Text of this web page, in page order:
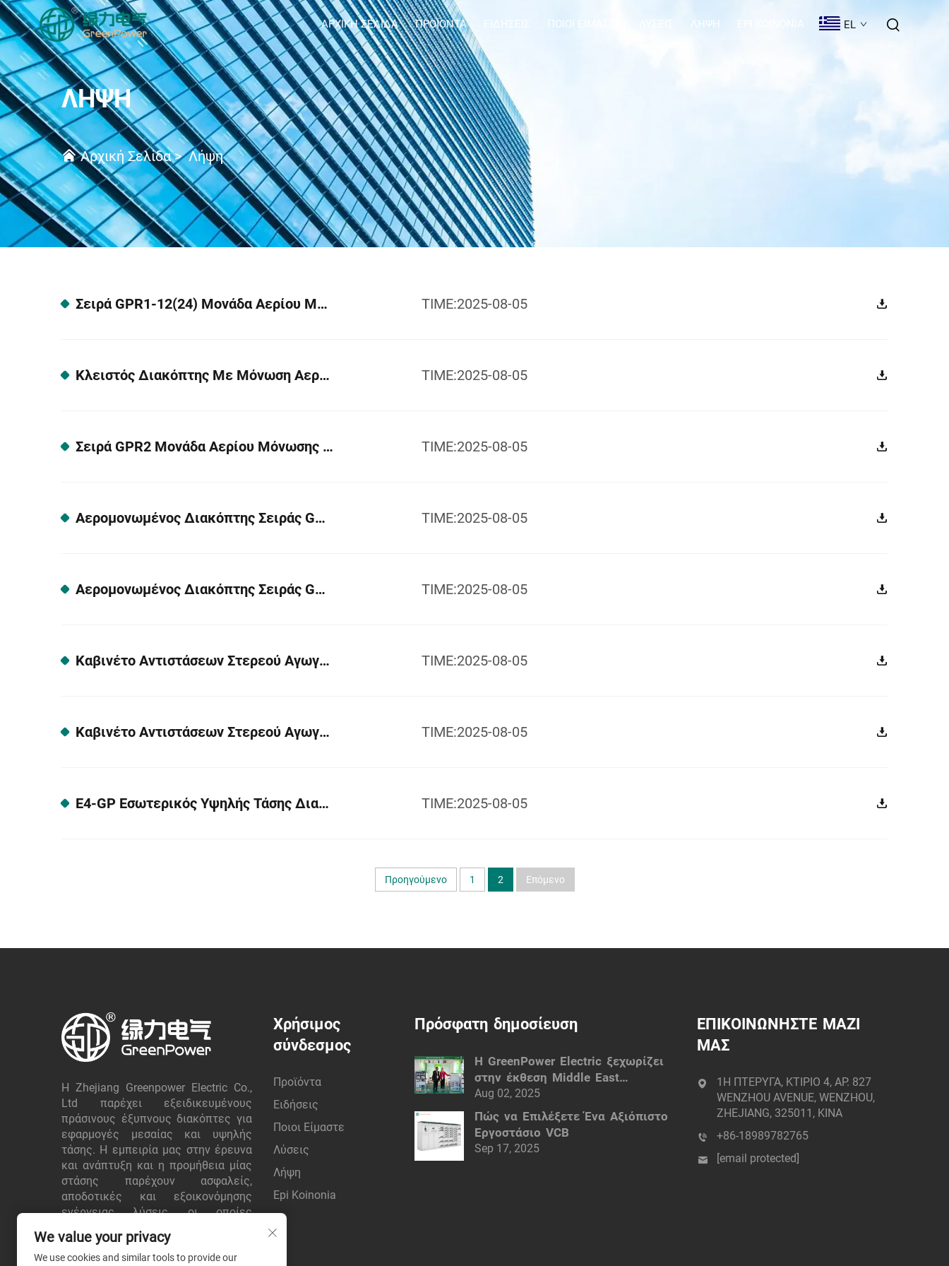
ΑΡΧΙΚΉ ΣΕΛΊΔΑ ΠΡΟΪΌΝΤΑ ΕΙΔΉΣΕΙΣ ΠΟΙΟΙ ΕΊΜΑΣΤΕ ΛΉΨΗ EPI KOINONIA EL
ΛΉΨΗ
Αρχική Σελίδα>Λήψη
Σειρά GPR1-12(24) Μονάδα Αερίου Μόνωσης SF6 TIME:2025-08-05
Κλειστός Διακόπτης Με Μόνωση Αερίου GPR1-40,5kV TIME:2025-08-05
Σειρά GPR2 Μονάδα Αερίου Μόνωσης SF6 TIME:2025-08-05
Αερομονωμένος Διακόπτης Σειράς GPR6-12kV TIME:2025-08-05
Αερομονωμένος Διακόπτης Σειράς GPR6-24kV TIME:2025-08-05
Καβινέτο Αντιστάσεων Στερεού Αγωγού GP-NER-11kV TIME:2025-08-05
Καβινέτο Αντιστάσεων Στερεού Αγωγού GP-NER-33kV TIME:2025-08-05
E4-GP Εσωτερικός Υψηλής Τάσης Διακόπτης - Εγχειρίδιο Επιλογής Σειράς TIME:2025-08-05
Προηγούμενο 1 2 Επόμενο
Η Zhejiang Greenpower Electric Co.,
Ltd παρέχει εξειδικευμένους
πράσινους έξυπνους διακόπτες για
εφαρμογές μεσαίας και υψηλής
τάσης. Η εμπειρία μας στην έρευνα
και ανάπτυξη και η προμήθεια μίας
στάσης παρέχουν ασφαλείς,
αποδοτικές και εξοικονόμησης
ενέργειας λύσεις, οι οποίες
εμπιστεύονται παγκόσμιοι πελάτες.
Ζητήστε προσφορά σήμερα.
Χρήσιμος
σύνδεσμος
Προϊόντα
Ειδήσεις
Ποιοι Είμαστε
Λύσεις
Λήψη
Epi Koinonia
Πρόσφατη δημοσίευση
Η GreenPower Electric ξεχωρίζει
στην έκθεση Middle East
Electricity (MEE) του Ντούμπαϊ:
Έξυπνες ηλεκτρικές λύσεις
Aug 02, 2025
Πώς να Επιλέξετε Ένα Αξιόπιστο
Εργοστάσιο VCB
Sep 17, 2025
ΕΠΙΚΟΙΝΩΝΗΣΤΕ ΜΑΖΙ
ΜΑΣ
1Η ΠΤΕΡΥΓΑ, ΚΤΙΡΙΟ 4, ΑΡ. 827
WENZHOU AVENUE, WENZHOU,
ZHEJIANG, 325011, ΚΙΝΑ
+86-18989782765
[email protected]
We value your privacy
We use cookies and similar tools to provide our